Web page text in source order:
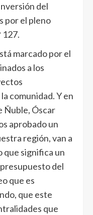
del
por el pleno
127.
marcado por el
a los
comunidad. Y en
Ñuble, Óscar
aprobado un
región, van a
que significa un
del
que es
que este
que